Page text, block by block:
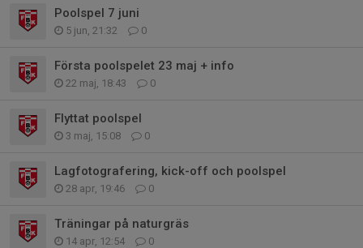
Poolspel 7 juni
5 jun, 21:32 0
Första poolspelet 23 maj + info
22 maj, 18:43 0
Flyttat poolspel
3 maj, 15:08 0
Lagfotografering, kick-off och poolspel
28 apr, 19:46 0
Träningar på naturgräs
14 apr, 12:54 0